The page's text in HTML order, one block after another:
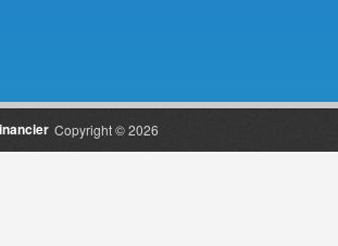
Copyright © 2026